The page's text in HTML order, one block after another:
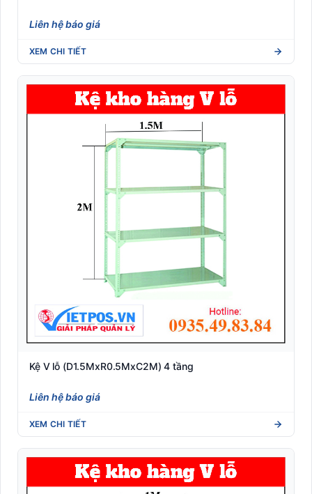
Liên hệ báo giá
XEM CHI TIẾT
Kệ V lỗ (D1.5MxR0.5MxC2M) 4 tầng
Liên hệ báo giá
XEM CHI TIẾT